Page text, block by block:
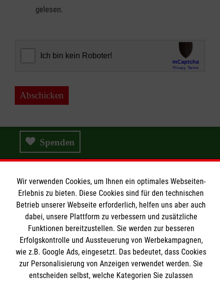
gelesen.
Abschicken
Spenden
Wir Malteser
Wir Malteser
Spenden & Helfen
Angebote & Leistungen
Kursangebote
Informationen
Wir verwenden Cookies, um Ihnen ein optimales Webseiten-
Erlebnis zu bieten. Diese Cookies sind für den technischen
Betrieb unserer Webseite erforderlich, helfen uns aber auch
dabei, unsere Plattform zu verbessern und zusätzliche
Funktionen bereitzustellen. Sie werden zur besseren
Erfolgskontrolle und Aussteuerung von Werbekampagnen,
wie z.B. Google Ads, eingesetzt. Das bedeutet, dass Cookies
zur Personalisierung von Anzeigen verwendet werden. Sie
entscheiden selbst, welche Kategorien Sie zulassen